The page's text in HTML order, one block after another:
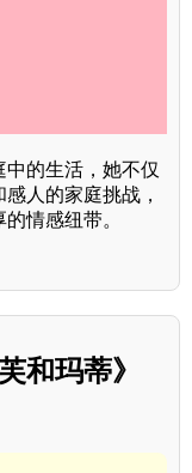
的生活，她不仅
人的家庭挑战，
情感纽带。
和玛蒂》